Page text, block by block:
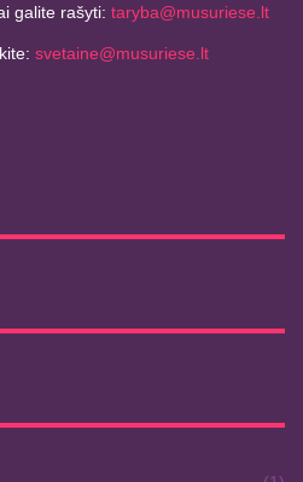
galite rašyti: taryba@musuriese.lt
svetaine@musuriese.lt